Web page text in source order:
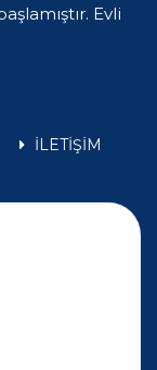
Evli
İLETİŞİM